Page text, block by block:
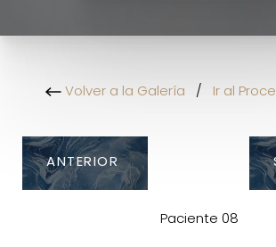
Volver a la Galería / Ir al
ANTERIOR
Paciente 08